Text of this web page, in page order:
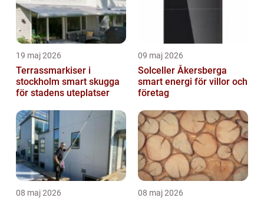
19 maj 2026
Terrassmarkiser i
stockholm smart skugga
för stadens uteplatser
09 maj 2026
Solceller Åkersberga
smart energi för villor och
företag
08 maj 2026 08 maj 2026